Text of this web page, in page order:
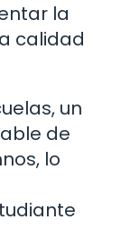
la
calidad
un
de
lo